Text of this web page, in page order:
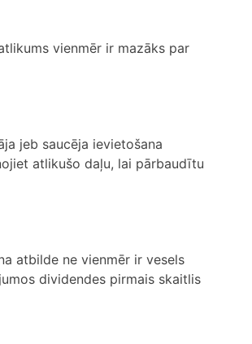
vienmēr ir mazāks par
jeb saucēja ievietošana
atlikušo daļu, lai pārbaudītu
atbilde ne vienmēr ir vesels
dividendes pirmais skaitlis